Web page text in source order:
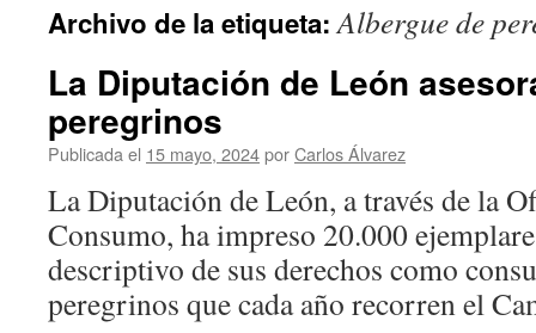
Archivo de la etiqueta:Albergue de
La Diputación de León
peregrinos
Publicada el 15 mayo, 2024porCarlos Álvarez
La Diputación de León, a través de la
Consumo, ha impreso 20.000
descriptivo de sus derechos como
peregrinos que cada año recorren el